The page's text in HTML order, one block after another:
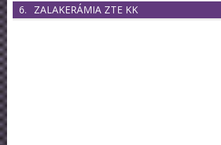
6.
ZALAKERÁMIA ZTE KK